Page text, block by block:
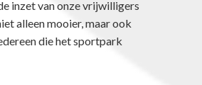
inzet van onze vrijwilligers
alleen mooier, maar ook
die het sportpark